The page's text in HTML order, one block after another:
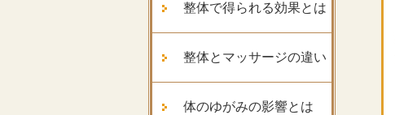
整体で得られる効果とは
整体とマッサージの違い
体のゆがみの影響とは